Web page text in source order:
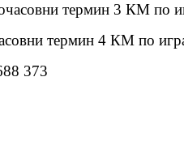
термин 3 КМ по
термин 4 КМ по
373